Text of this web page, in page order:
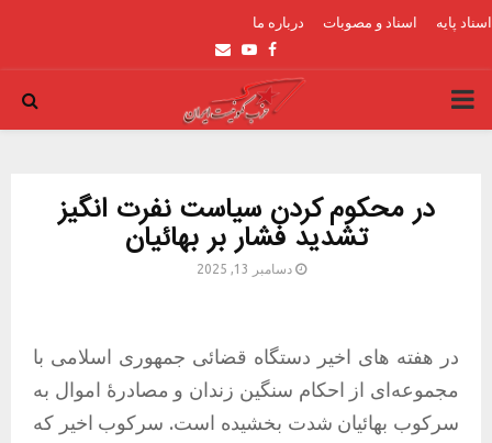
اسناد پایه اسناد و مصوبات درباره ما
Facebook
Youtube
Email
PRIMARY
در محکوم کردن سیاست نفرت انگیز
تشدید فشار بر بهائیان
دسامبر 13, 2025
در هفته های اخیر دستگاه قضائی جمهوری اسلامی با
مجموعه‌ای از احکام سنگین زندان و مصادرۀ اموال به
سرکوب بهائیان شدت بخشیده است. سرکوب اخیر که